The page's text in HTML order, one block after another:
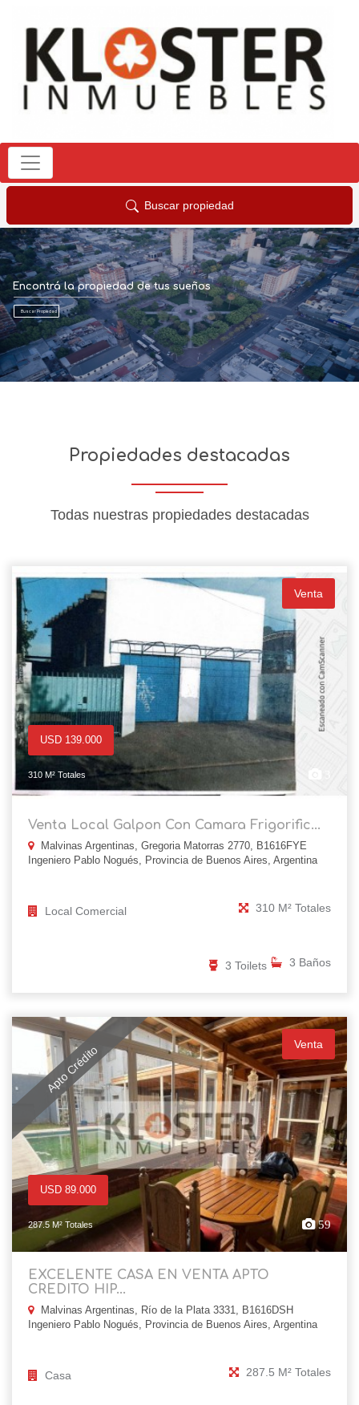
Buscar propiedad
Encontrá la propiedad de tus sueños
Buscar Propiedad
Propiedades destacadas
Todas nuestras propiedades destacadas
Venta
USD 139.000
310 M² Totales
Venta Local Galpon Con Camara Frigorific...
Malvinas Argentinas, Gregoria Matorras 2770, B1616FYE
Ingeniero Pablo Nogués, Provincia de Buenos Aires, Argentina
Local Comercial 310 M² Totales
3 Baños
3 Toilets
Apto Crédito Venta
USD 89.000
287.5 M² Totales 59
EXCELENTE CASA EN VENTA APTO
CREDITO HIP...
Malvinas Argentinas, Río de la Plata 3331, B1616DSH
Ingeniero Pablo Nogués, Provincia de Buenos Aires, Argentina
Casa 287.5 M² Totales